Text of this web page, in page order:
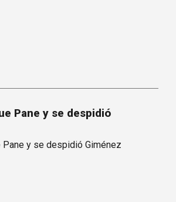
Pane y se despidió